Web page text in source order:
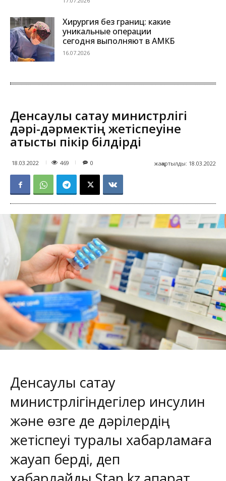
Хирургия без границ: какие
уникальные операции
сегодня выполняют в АМКБ
16.07.2026